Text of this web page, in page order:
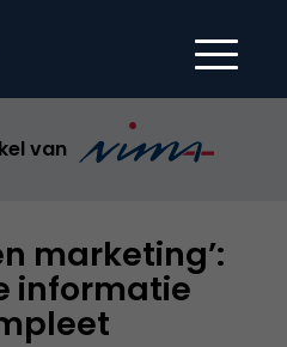
van
marketing’:
informatie